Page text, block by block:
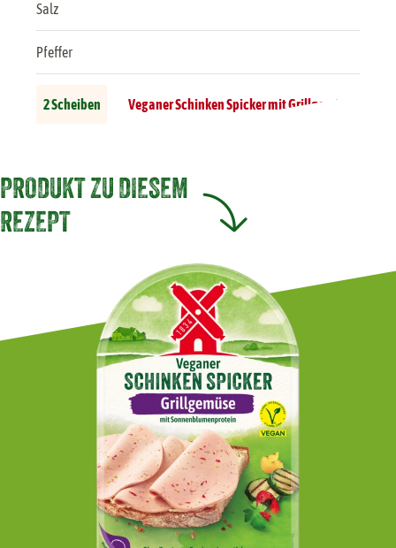
Salz
Pfeffer
2 Scheiben Veganer Schinken Spicker mit Grillgemüse
PRODUKT ZU DIESEM
REZEPT